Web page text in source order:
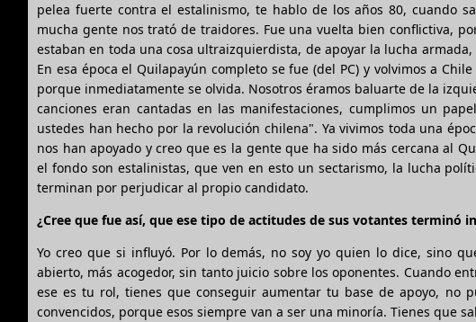
pelea fuerte contra el estalinismo, te hablo de los años 80, cuando
mucha gente nos trató de traidores. Fue una vuelta bien conflictiva,
estaban en toda una cosa ultraizquierdista, de apoyar la lucha
En esa época el Quilapayún completo se fue (del PC) y volvimos a
porque inmediatamente se olvida. Nosotros éramos baluarte de la
canciones eran cantadas en las manifestaciones, cumplimos un
ustedes han hecho por la revolución chilena". Ya vivimos toda una
nos han apoyado y creo que es la gente que ha sido más cercana al
el fondo son estalinistas, que ven en esto un sectarismo, la lucha
terminan por perjudicar al propio candidato.
¿Cree que fue así, que ese tipo de actitudes de sus votantes terminó
Yo creo que si influyó. Por lo demás, no soy yo quien lo dice, sino
abierto, más acogedor, sin tanto juicio sobre los oponentes. Cuando
ese es tu rol, tienes que conseguir aumentar tu base de apoyo, no
convencidos, porque esos siempre van a ser una minoría. Tienes que